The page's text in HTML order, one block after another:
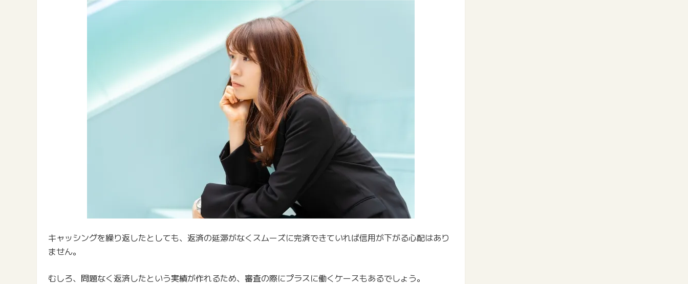
キャッシングを繰り返したとしても、返済の延滞がなくスムーズに完済できていれば信用が下がる心配はあり
ません。
むしろ、問題なく返済したという実績が作れるため、審査の際にプラスに働くケースもあるでしょう。